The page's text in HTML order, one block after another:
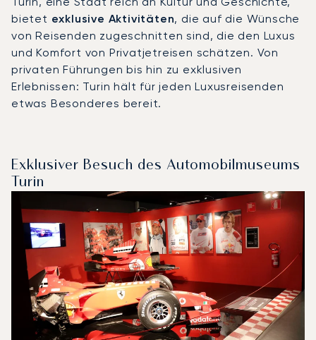
bietet exklusive Aktivitäten, die auf die Wünsche
von Reisenden zugeschnitten sind, die den Luxus
und Komfort von Privatjetreisen schätzen. Von
privaten Führungen bis hin zu exklusiven
Erlebnissen: Turin hält für jeden Luxusreisenden
etwas Besonderes bereit.
Exklusiver Besuch des Automobilmuseums
Turin